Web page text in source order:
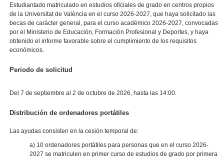
Estudiantado matriculado en estudios oficiales de grado en centros propios
de la Universitat de València en el curso 2026-2027, que haya solicitado las
becas de carácter general, para el curso académico 2026-2027, convocadas
por el Ministerio de Educación, Formación Profesional y Deportes, y haya
obtenido el informe favorable sobre el cumplimiento de los requisitos
económicos.
Periodo de solicitud
Del 7 de septiembre al 2 de octubre de 2026, hasta las 14:00.
Distribución de ordenadores portátiles
Las ayudas consisten en la cesión temporal de:
a) 10 ordenadores portátiles para personas que en el curso 2026-
2027 se matriculen en primer curso de estudios de grado por primera